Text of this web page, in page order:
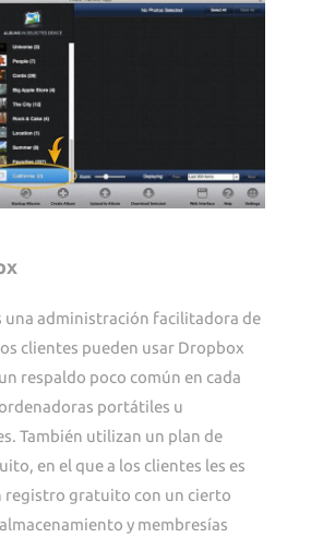
una administración facilitadora de
clientes pueden usar Dropbox
respaldo poco común en cada
portátiles u
También utilizan un plan de
en el que a los clientes les es
registro gratuito con un cierto
y membresías